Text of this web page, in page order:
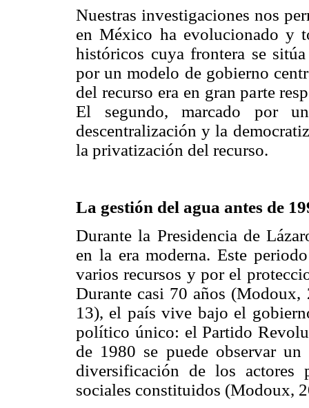
Nuestras investigaciones nos
en México ha evolucionado y
históricos cuya frontera se
por un modelo de gobierno
del recurso era en gran parte
El segundo, marcado por
descentralización y la
la privatización del recurso.
La gestión del agua antes de
Durante la Presidencia de
en la era moderna. Este
varios recursos y por el
Durante casi 70 años
13), el país vive bajo el
político único: el Partido
de 1980 se puede observar
diversificación de los
sociales constituidos (Modoux,